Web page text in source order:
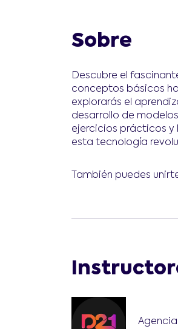
Sobre
Descubre el
conceptos básicos
explorarás el
desarrollo de
ejercicios prácticos y
esta tecnología
También puedes